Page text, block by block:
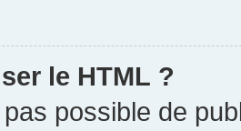
le HTML ?
pas possible de